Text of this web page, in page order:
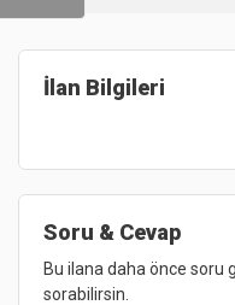
İlan Bilgileri
Soru & Cevap
Bu ilana daha önce soru
sorabilirsin.